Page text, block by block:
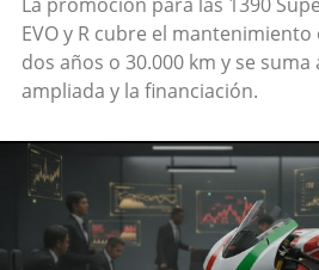
La promoción para las 1390
EVO y R cubre el
dos años o 30.000 km y se suma
ampliada y la financiación.